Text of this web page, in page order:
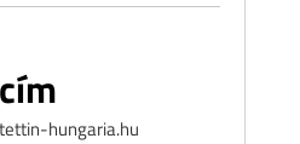
hungaria.hu